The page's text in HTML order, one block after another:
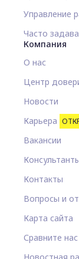
Управление
Часто
Компания
О нас
Центр
Новости
Карьера
Вакансии
Контакты
Вопросы и
Карта сайта
Сравните нас
Новостная